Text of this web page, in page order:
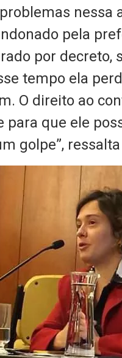
pela
por decreto,
tempo ela
O direito ao
para que ele
golpe”,